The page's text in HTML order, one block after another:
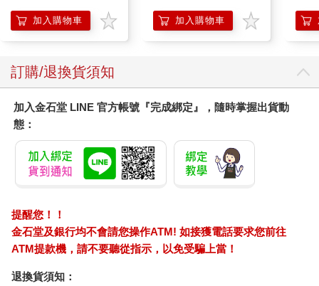
加入購物車 加入購物車
訂購/退換貨須知
加入金石堂 LINE 官方帳號『完成綁定』，隨時掌握出貨動
態：
提醒您！！
金石堂及銀行均不會請您操作ATM! 如接獲電話要求您前往
ATM提款機，請不要聽從指示，以免受騙上當！
退換貨須知：